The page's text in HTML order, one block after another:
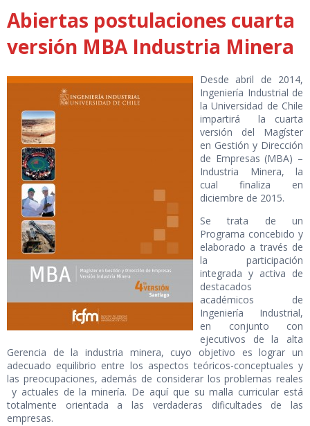
Abiertas postulaciones cuarta
versión MBA Industria Minera
Desde abril de 2014,
Ingeniería Industrial de
la Universidad de Chile
impartirá la cuarta
versión del Magíster
en Gestión y Dirección
de Empresas (MBA) –
Industria Minera, la
cual finaliza en
diciembre de 2015.
Se trata de un
Programa concebido y
elaborado a través de
la participación
integrada y activa de
destacados
académicos de
Ingeniería Industrial,
en conjunto con
ejecutivos de la alta
Gerencia de la industria minera, cuyo objetivo es lograr un
adecuado equilibrio entre los aspectos teóricos-conceptuales y
las preocupaciones, además de considerar los problemas reales
y actuales de la minería. De aquí que su malla curricular está
totalmente orientada a las verdaderas dificultades de las
empresas.